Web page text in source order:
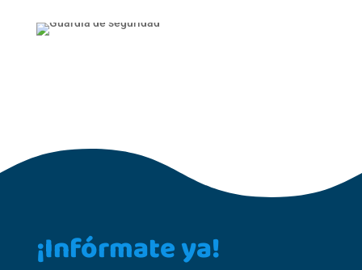
¡Infórmate ya!